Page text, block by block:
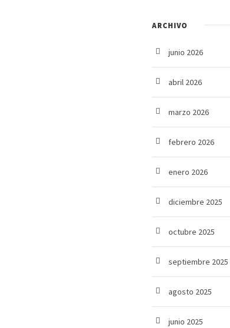
ARCHIVO
junio 2026
abril 2026
marzo 2026
febrero 2026
enero 2026
diciembre 2025
octubre 2025
septiembre 2025
agosto 2025
junio 2025